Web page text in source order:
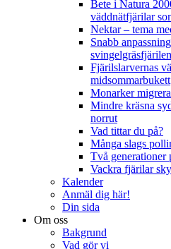
Bete i Natura
väddnätfjärilar
Nektar – tema
Snabb
Fjärilslarvernas
midsommarbukett
Monarker
Mindre kräsna
norrut
Vad tittar du på?
Många slags
Två generationer
Vackra fjärilar
Kalender
Anmäl dig här!
Din sida
Om oss
Bakgrund
Vad gör vi